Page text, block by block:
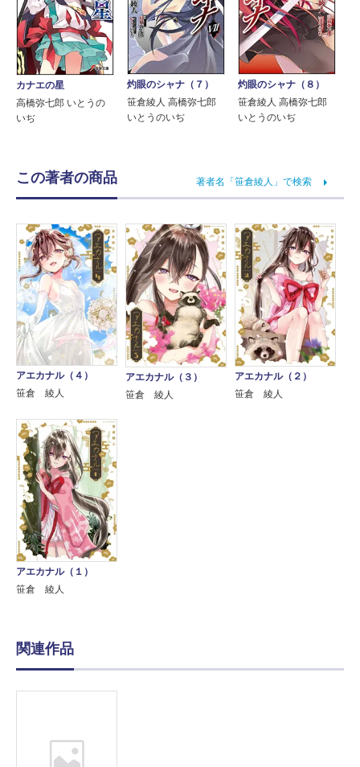
カナエの星
高橋弥七郎 いとうの
いぢ
灼眼のシャナ（７）
笹倉綾人 高橋弥七郎
いとうのいぢ
灼眼のシャナ（８）
笹倉綾人 高橋弥七郎
いとうのいぢ
この著者の商品 著者名「笹倉綾人」で検索
アエカナル（４）
笹倉 綾人
アエカナル（３）
笹倉 綾人
アエカナル（２）
笹倉 綾人
アエカナル（１）
笹倉 綾人
関連作品